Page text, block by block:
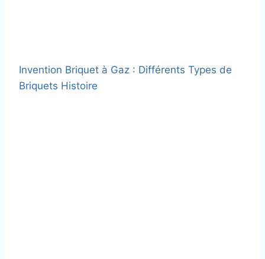
Invention Briquet à Gaz : Différents Types de
Briquets Histoire